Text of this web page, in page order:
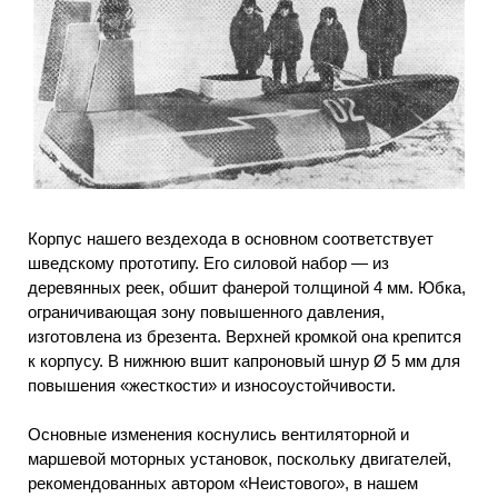
Корпус нашего вездехода в основном соответствует
шведскому прототипу. Его силовой набор — из
деревянных реек, обшит фанерой толщиной 4 мм. Юбка,
ограничивающая зону повышенного давления,
изготовлена из брезента. Верхней кромкой она крепится
к корпусу. В нижнюю вшит капроновый шнур Ø 5 мм для
повышения «жесткости» и износоустойчивости.
Основные изменения коснулись вентиляторной и
маршевой моторных установок, поскольку двигателей,
рекомендованных автором «Неистового», в нашем